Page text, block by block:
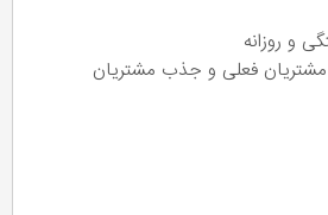
و روزانه
مشتریان فعلی و جذب مشتریان